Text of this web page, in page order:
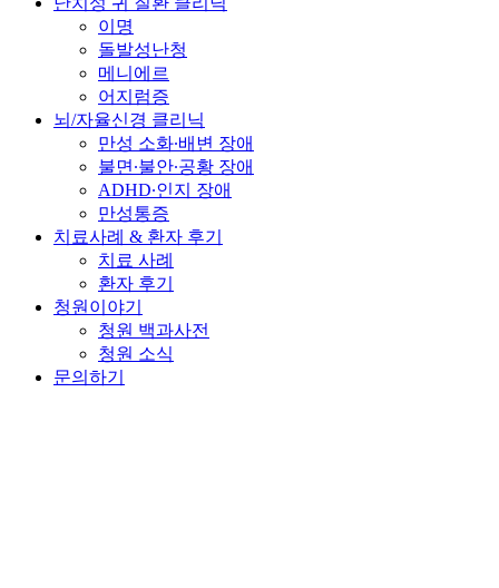
이명
돌발성난청
메니에르
어지럼증
뇌/자율신경 클리닉
만성 소화∙배변 장애
불면∙불안∙공황 장애
ADHD∙인지 장애
만성통증
치료사례 & 환자 후기
치료 사례
환자 후기
청원이야기
청원 백과사전
청원 소식
문의하기